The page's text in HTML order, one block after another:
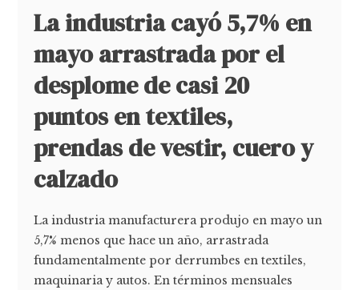
La industria cayó 5,7% en
mayo arrastrada por el
desplome de casi 20
puntos en textiles,
prendas de vestir, cuero y
calzado
La industria manufacturera produjo en mayo un
5,7% menos que hace un año, arrastrada
fundamentalmente por derrumbes en textiles,
maquinaria y autos. En términos mensuales